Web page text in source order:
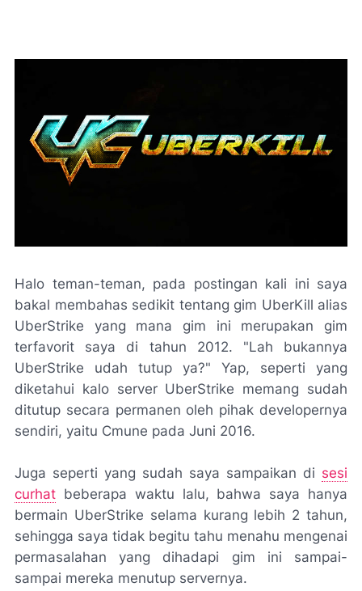
Halo teman-teman, pada postingan kali ini saya
bakal membahas sedikit tentang gim UberKill alias
UberStrike yang mana gim ini merupakan gim
terfavorit saya di tahun 2012. "Lah bukannya
UberStrike udah tutup ya?" Yap, seperti yang
diketahui kalo server UberStrike memang sudah
ditutup secara permanen oleh pihak developernya
sendiri, yaitu Cmune pada Juni 2016.
Juga seperti yang sudah saya sampaikan di sesi
curhat beberapa waktu lalu, bahwa saya hanya
bermain UberStrike selama kurang lebih 2 tahun,
sehingga saya tidak begitu tahu menahu mengenai
permasalahan yang dihadapi gim ini sampai-
sampai mereka menutup servernya.